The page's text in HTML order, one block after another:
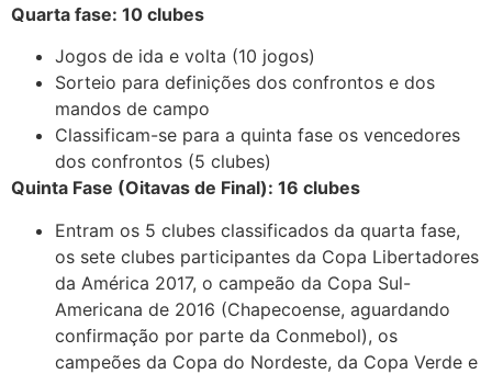
Quarta fase: 10 clubes
Jogos de ida e volta (10 jogos)
Sorteio para definições dos confrontos e dos
mandos de campo
Classificam-se para a quinta fase os vencedores
dos confrontos (5 clubes)
Quinta Fase (Oitavas de Final): 16 clubes
Entram os 5 clubes classificados da quarta fase,
os sete clubes participantes da Copa Libertadores
da América 2017, o campeão da Copa Sul-
Americana de 2016 (Chapecoense, aguardando
confirmação por parte da Conmebol), os
campeões da Copa do Nordeste, da Copa Verde e